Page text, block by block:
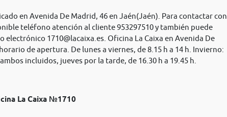
en Avenida De Madrid, 46 en Jaén(Jaén). Para contactar con
teléfono atención al cliente 953297510 y también puede
electrónico 1710@lacaixa.es . Oficina La Caixa en Avenida De
de apertura. De lunes a viernes, de 8.15 h a 14 h. Invierno:
incluidos, jueves por la tarde, de 16.30 h a 19.45 h.
La Caixa №1710